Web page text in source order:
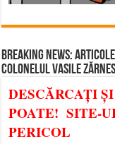
BREAKING NEWS:
COLONELUL VASILE
DESCĂRCAȚI
POATE! SITE-
PERICOL